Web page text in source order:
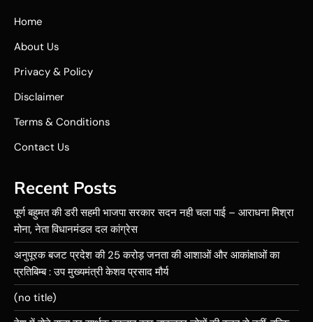
Home
About Us
Privacy & Policy
Disclaimer
Terms & Conditions
Contact Us
Recent Posts
पूर्ण बहुमत की डरी सहमी भाजपा सरकार सदन नही चला पाई – आराधना मिश्रा
मोना, नेता विधानमंडल दल कांग्रेस
अनुपूरक बजट प्रदेश की 25 करोड़ जनता की आशाओं और आकांक्षाओं का
प्रतिबिम्ब : उप मुख्यमंत्री केशव प्रसाद मौर्य
(no title)